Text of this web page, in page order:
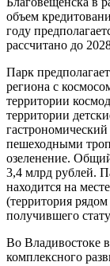
объем
году
рассчитано до
Парк
региона с
территории
территории
пешеходными
озеленение.
3,4 млрд рублей.
находится на
(территория
получившего
Во Владивостоке
комплексного